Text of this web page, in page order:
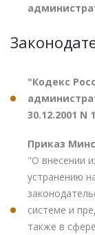
"Кодекс
30.12.2001 N
Приказ
"О внесении
устранению
системе и
также в